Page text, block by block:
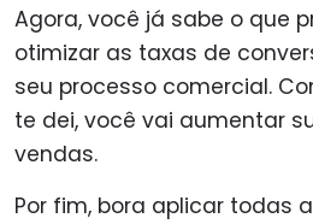
Agora, você já sabe o que
otimizar as taxas de
seu processo comercial.
te dei, você vai aumentar
vendas.
Por fim, bora aplicar todas